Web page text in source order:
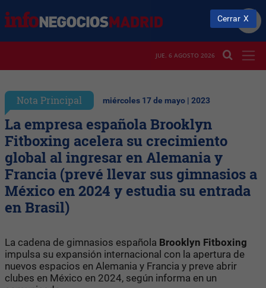
JUE. 6 AGOSTO 2026
Nota Principal miércoles 17 de mayo | 2023
La empresa española Brooklyn
Fitboxing acelera su crecimiento
global al ingresar en Alemania y
Francia (prevé llevar sus gimnasios a
México en 2024 y estudia su entrada
en Brasil)
La cadena de gimnasios española Brooklyn Fitboxing
impulsa su expansión internacional con la apertura de
nuevos espacios en Alemania y Francia y preve abrir
clubes en México en 2024, según informa en un
Cerrar